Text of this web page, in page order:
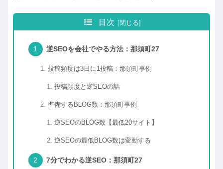
目次
逆SEOを会社でやる方法：那須町27
投稿頻度は3日に1投稿：那須町事例
投稿頻度と逆SEOの話
準備するBLOG数：那須町事例
逆SEOのBLOG数【最低20サイト】
逆SEOの最低BLOG数は変動する
7分でわかる逆SEO：那須町27